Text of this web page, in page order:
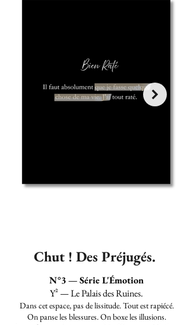
Chut ! Des Préjugés.
N°3 — Série L'Émotion
Y² — Le Palais des Ruines.​
Dans cet espace, pas de lissitude. Tout est rapiécé.
On panse les blessures. On boxe les illusions.